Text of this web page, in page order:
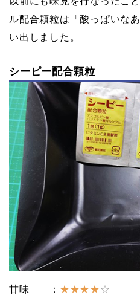
ル配合顆粒は「酸っぱいな
い出しました。
シーピー配合顆粒
甘味 ： ★★★★☆